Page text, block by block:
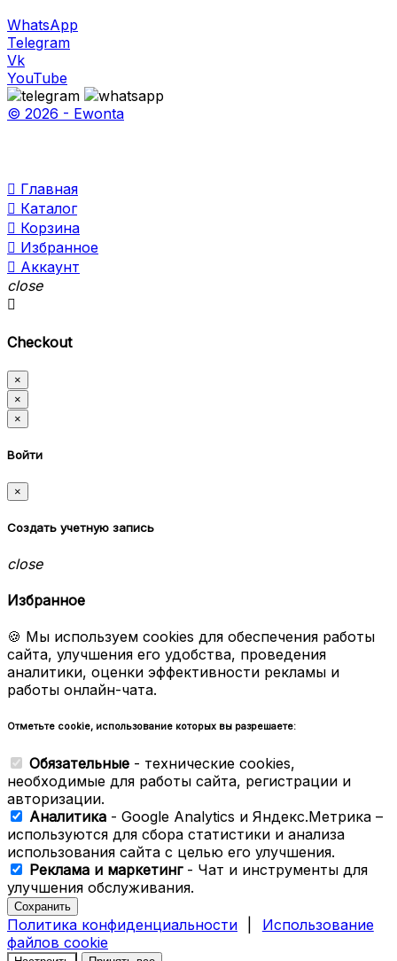
WhatsApp
Telegram
Vk
YouTube
© 2026 - Ewonta
 Главная
 Каталог
 Корзина
 Избранное
 Аккаунт
close

Checkout
×
×
×
Войти
×
Создать учетную запись
close
Избранное
🍪 Мы используем cookies для обеспечения работы
сайта, улучшения его удобства, проведения
аналитики, оценки эффективности рекламы и
работы онлайн-чата.
Отметьте cookie, использование которых вы разрешаете:
Обязательные - технические cookies,
необходимые для работы сайта, регистрации и
авторизации.
Аналитика - Google Analytics и Яндекс.Метрика –
используются для сбора статистики и анализа
использования сайта с целью его улучшения.
Реклама и маркетинг- Чат и инструменты для
улучшения обслуживания.
Сохранить
Политика конфиденциальности
Использование
файлов cookie